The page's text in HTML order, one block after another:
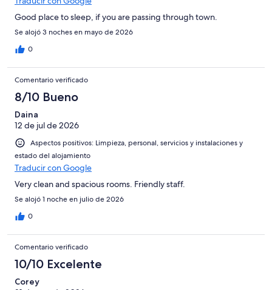
Good place to sleep, if you are passing through town.
Se alojó 3 noches en mayo de 2026
0
Comentario verificado
8/10 Bueno
Daina
12 de jul de 2026
Aspectos positivos: Limpieza, personal, servicios y instalaciones y
estado del alojamiento
Traducir con Google
Very clean and spacious rooms. Friendly staff.
Se alojó 1 noche en julio de 2026
0
Comentario verificado
10/10 Excelente
Corey